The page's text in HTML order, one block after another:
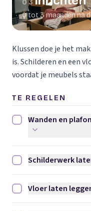
03
0 tot 3 maanden na
Klussen doe je het
is. Schilderen en een
voordat je meubels
TE REGELEN
Wanden en plafonds
Wanden en
Schilderwerk laten
Schilderwerk
Vloer laten leggen
Vloer laten